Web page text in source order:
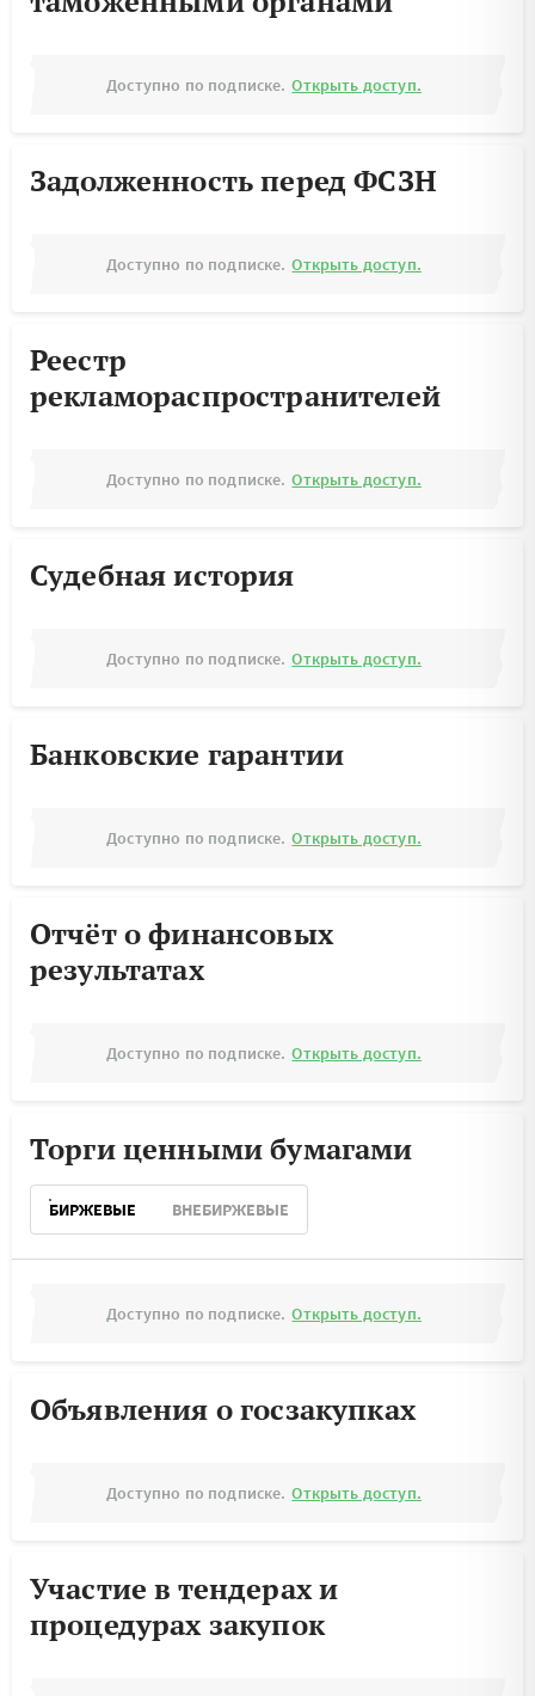
Доступно по подписке. Открыть доступ.
Задолженность перед ФСЗН
Доступно по подписке. Открыть доступ.
Реестр
рекламораспространителей
Доступно по подписке. Открыть доступ.
Судебная история
Доступно по подписке. Открыть доступ.
Банковские гарантии
Доступно по подписке. Открыть доступ.
Отчёт о финансовых
результатах
Доступно по подписке. Открыть доступ.
Торги ценными бумагами
БИРЖЕВЫЕ ВНЕБИРЖЕВЫЕ
Доступно по подписке. Открыть доступ.
Объявления о госзакупках
Доступно по подписке. Открыть доступ.
Участие в тендерах и
процедурах закупок